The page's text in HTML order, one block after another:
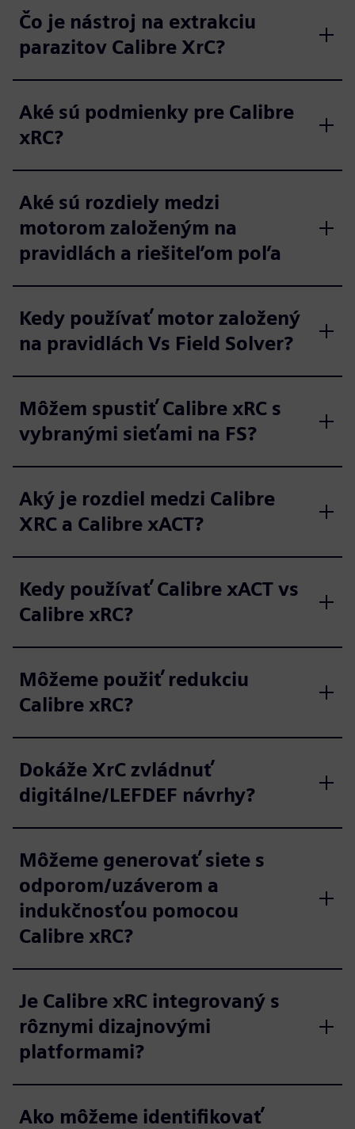
Čo je nástroj na extrakciu
parazitov Calibre XrC?
Aké sú podmienky pre Calibre
xRC?
Aké sú rozdiely medzi
motorom založeným na
pravidlách a riešiteľom poľa
Kedy používať motor založený
na pravidlách Vs Field Solver?
Môžem spustiť Calibre xRC s
vybranými sieťami na FS?
Aký je rozdiel medzi Calibre
XRC a Calibre xACT?
Kedy používať Calibre xACT vs
Calibre xRC?
Môžeme použiť redukciu
Calibre xRC?
Dokáže XrC zvládnuť
digitálne/LEFDEF návrhy?
Môžeme generovať siete s
odporom/uzáverom a
indukčnosťou pomocou
Calibre xRC?
Je Calibre xRC integrovaný s
rôznymi dizajnovými
platformami?
Ako môžeme identifikovať